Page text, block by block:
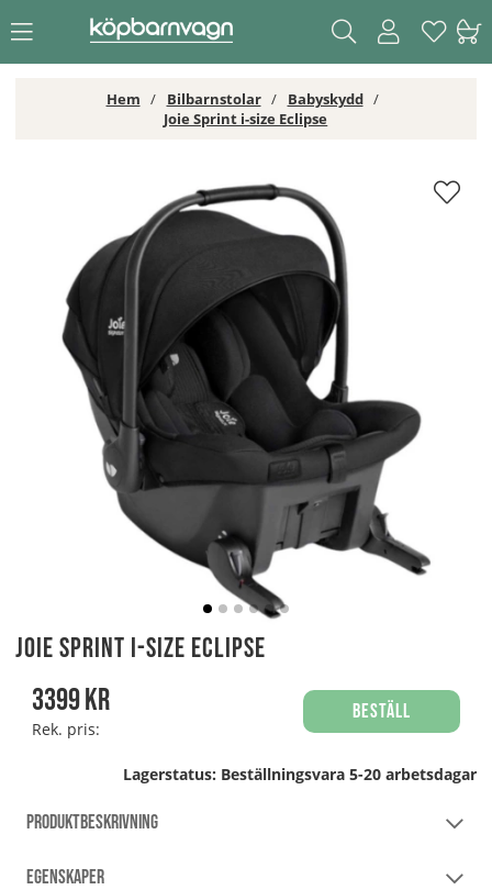
Hem Bilbarnstolar
Babyskydd
Joie Sprint i-size Eclipse
Joie Sprint i-size Eclipse
3399kr
Rek. pris:
Beställ
Lagerstatus: Beställningsvara 5-20 arbetsdagar
PRODUKTBESKRIVNING
EGENSKAPER